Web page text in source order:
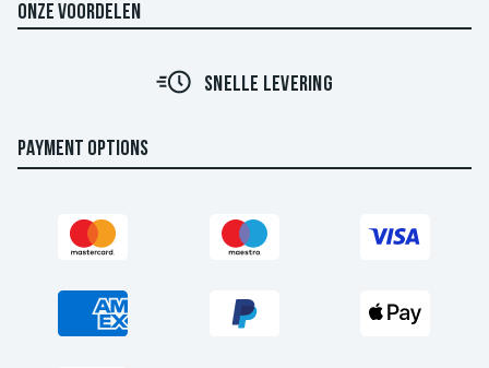
ONZE VOORDELEN
SNELLE LEVERING
PAYMENT OPTIONS